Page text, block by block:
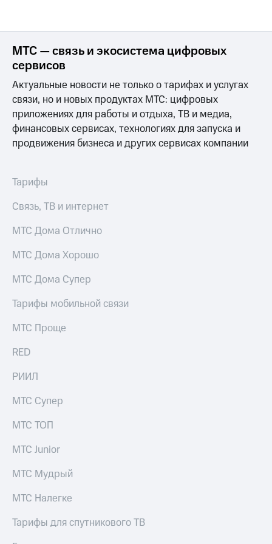
Документы
"МТС"
Собрания
акционеров
Личный
кабинет
акционера
Акционерный
акций
Описание
приобретения
выкупа
Дивиденды
облигаций
именных
Другое
Регистратор
Контакты
деловая этика
МТС — связь и экосистема цифровых
сервисов
Актуальные новости не только о тарифах и услугах
связи, но и новых продуктах МТС: цифровых
приложениях для работы и отдыха, ТВ и медиа,
финансовых сервисах, технологиях для запуска и
продвижения бизнеса и других сервисах компании
Тарифы
Связь, ТВ и интернет
МТС Дома Отлично
МТС Дома Хорошо
МТС Дома Супер
Тарифы мобильной связи
МТС Проще
RED
РИИЛ
МТС Супер
МТС ТОП
МТС Junior
МТС Мудрый
МТС Налегке
Тарифы для спутникового ТВ